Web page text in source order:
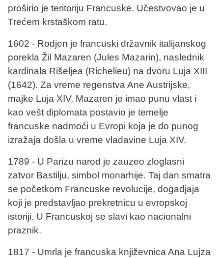
proširio je teritoriju Francuske. Učestvovao je u
Trećem krstaškom ratu.
1602 - Rodjen je francuski državnik italijanskog
porekla Žil Mazaren (Jules Mazarin), naslednik
kardinala Rišeljea (Richelieu) na dvoru Luja XIII
(1642). Za vreme regenstva Ane Austrijske,
majke Luja XIV, Mazaren je imao punu vlast i
kao vešt diplomata postavio je temelje
francuske nadmoći u Evropi koja je do punog
izražaja došla u vreme vladavine Luja XIV.
1789 - U Parizu narod je zauzeo zloglasni
zatvor Bastilju, simbol monarhije. Taj dan smatra
se početkom Francuske revolucije, dogadjaja
koji je predstavljao prekretnicu u evropskoj
istoriji. U Francuskoj se slavi kao nacionalni
praznik.
1817 - Umrla je francuska književnica Ana Lujza